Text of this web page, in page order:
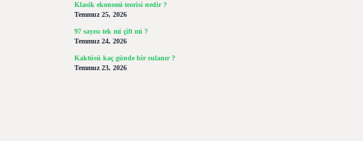
Klasik ekonomi teorisi nedir ?
Temmuz 25, 2026
97 sayısı tek mi çift mi ?
Temmuz 24, 2026
Kaktüsü kaç günde bir sulanır ?
Temmuz 23, 2026